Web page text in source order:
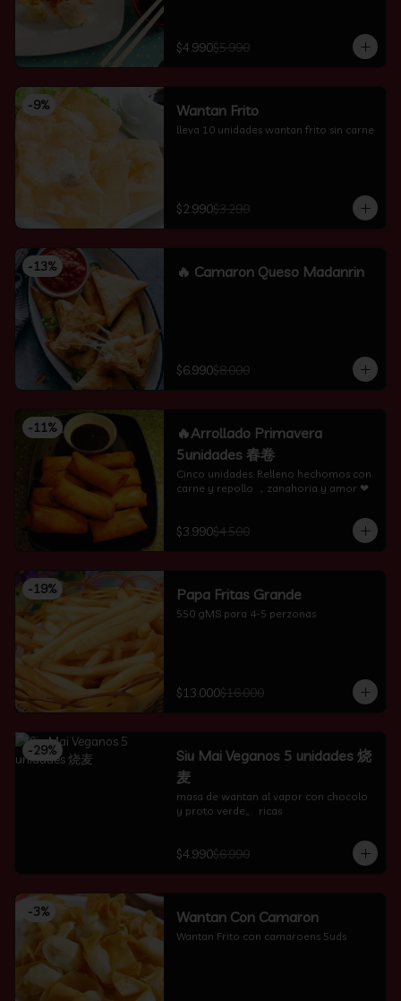
$4.990$5.990
-9% Wantan Frito
lleva 10 unidades wantan frito sin carne
$2.990$3.290
-13% 🔥 Camaron Queso Madanrin
$6.990$8.000
-11%
🔥Arrollado Primavera
5unidades 春卷
Cinco unidades. Relleno hechomos con
carne y repollo ，zanahoria y amor ❤
$3.990$4.500
-19% Papa Fritas Grande
550 gMS para 4-5 perzonas
$13.000$16.000
-29%
Siu Mai Veganos 5 unidades 烧
麦
masa de wantan al vapor con chocolo
y proto verde。 ricas
$4.990$6.990
-3% Wantan Con Camaron
Wantan Frito con camaroens 5uds